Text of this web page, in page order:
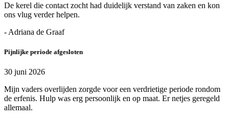
De kerel die contact zocht had duidelijk verstand van zaken en kon
ons vlug verder helpen.
- Adriana de Graaf
Pijnlijke periode afgesloten
30 juni 2026
Mijn vaders overlijden zorgde voor een verdrietige periode rondom
de erfenis. Hulp was erg persoonlijk en op maat. Er netjes geregeld
allemaal.